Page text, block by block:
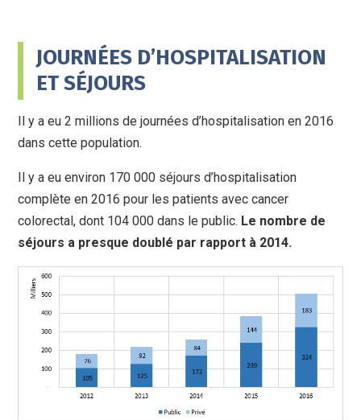
JOURNÉES D’HOSPITALISATION
ET SÉJOURS
Il y a eu 2 millions de journées d’hospitalisation en 2016
dans cette population.
Il y a eu environ 170 000 séjours d’hospitalisation
complète en 2016 pour les patients avec cancer
colorectal, dont 104 000 dans le public. Le nombre de
séjours a presque doublé par rapport à 2014.